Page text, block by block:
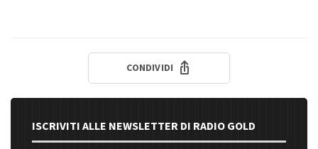
CONDIVIDI
ISCRIVITI ALLE NEWSLETTER DI RADIO GOLD